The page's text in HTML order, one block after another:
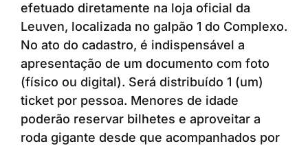
efetuado diretamente na loja oficial da
Leuven, localizada no galpão 1 do Complexo.
No ato do cadastro, é indispensável a
apresentação de um documento com foto
(físico ou digital). Será distribuído 1 (um)
ticket por pessoa. Menores de idade
poderão reservar bilhetes e aproveitar a
roda gigante desde que acompanhados por